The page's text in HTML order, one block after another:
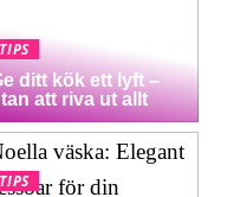
TIPS
ditt kök ett lyft –
att riva ut allt
TIPS